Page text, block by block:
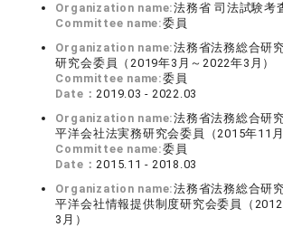
Organization name:法務省 司法試験考
Committee name:委員
Organization name:法務省法務総合研
研究会委員（2019年3月～2022年3月）
Committee name:委員
Date：2019.03 - 2022.03
Organization name:法務省法務総合研
平洋会社法実務研究会委員（2015年11
Committee name:委員
Date：2015.11 - 2018.03
Organization name:法務省法務総合研
平洋会社情報提供制度研究会委員（
3月）